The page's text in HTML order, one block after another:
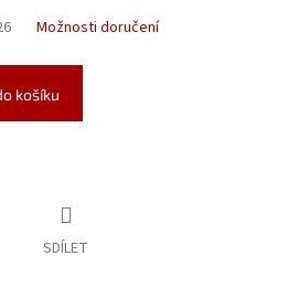
Možnosti doručení
košíku
SDÍLET